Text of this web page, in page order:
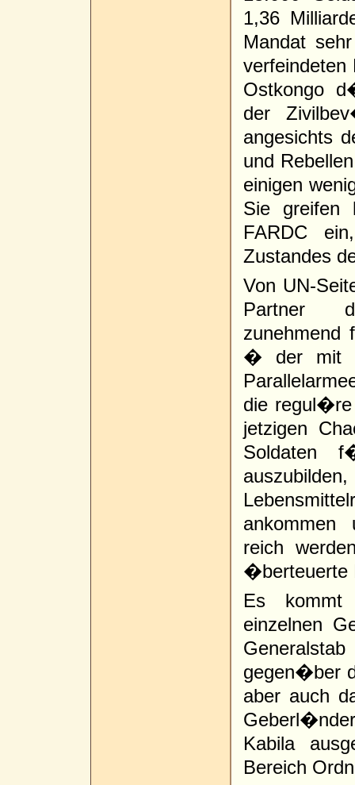
1,36
Mandat
verfeindeten
Ostkongo
der
angesichts
und
einigen
Sie greifen
FARDC
Zustandes
Von UN-
Partner
zunehmend
� der mit
die regul�re
jetzigen
Soldaten
ankommen
reich
�berteuerte
Es kommt
einzelnen
gegen�ber
aber auch
Kabila
Bereich